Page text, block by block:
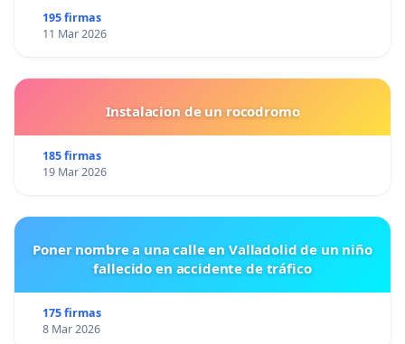
195 firmas
11 Mar 2026
Instalacion de un rocodromo
185 firmas
19 Mar 2026
Poner nombre a una calle en Valladolid de un niño
fallecido en accidente de tráfico
175 firmas
8 Mar 2026